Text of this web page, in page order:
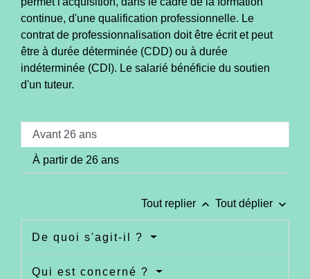
continue, d'une qualification professionnelle. Le
contrat de professionnalisation doit être écrit et peut
être à durée déterminée (CDD) ou à durée
indéterminée (CDI). Le salarié bénéficie du soutien
d'un tuteur.
Avant 26 ans
À partir de 26 ans
Tout replier keyboard_arrow_up Tout déplier keyboard_arrow_down
De quoi s'agit-il ?
Qui est concerné ?